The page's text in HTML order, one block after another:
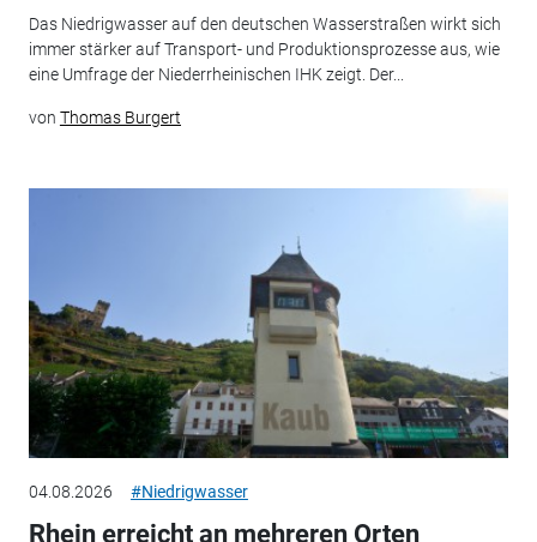
Das Niedrigwasser auf den deutschen Wasserstraßen wirkt sich
immer stärker auf Transport- und Produktionsprozesse aus, wie
eine Umfrage der Niederrheinischen IHK zeigt. Der...
von Thomas Burgert
04.08.2026 #Niedrigwasser
Rhein erreicht an mehreren Orten